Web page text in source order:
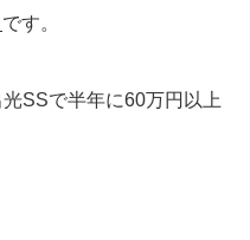
です。
SSで半年に60万円以上